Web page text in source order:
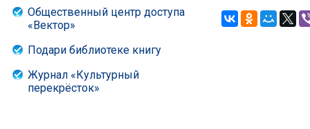
Общественный центр доступа
«Вектор»
Подари библиотеке книгу
Журнал «Культурный
перекрёсток»